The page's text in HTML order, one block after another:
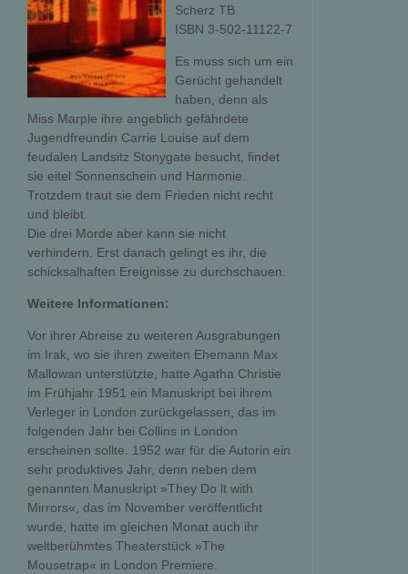
Scherz TB
ISBN 3-502-11122-7
Es muss sich um ein
Gerücht gehandelt
haben, denn als
Miss Marple ihre angeblich gefährdete
Jugendfreundin Carrie Louise auf dem
feudalen Landsitz Stonygate besucht, findet
sie eitel Sonnenschein und Harmonie.
Trotzdem traut sie dem Frieden nicht recht
und bleibt.
Die drei Morde aber kann sie nicht
verhindern. Erst danach gelingt es ihr, die
schicksalhaften Ereignisse zu durchschauen.
Weitere Informationen:
Vor ihrer Abreise zu weiteren Ausgrabungen
im Irak, wo sie ihren zweiten Ehemann Max
Mallowan unterstützte, hatte Agatha Christie
im Frühjahr 1951 ein Manuskript bei ihrem
Verleger in London zurückgelassen, das im
folgenden Jahr bei Collins in London
erscheinen sollte. 1952 war für die Autorin ein
sehr produktives Jahr, denn neben dem
genannten Manuskript »They Do lt with
Mirrors«, das im November veröffentlicht
wurde, hatte im gleichen Monat auch ihr
weltberühmtes Theaterstück »The
Mousetrap« in London Premiere.